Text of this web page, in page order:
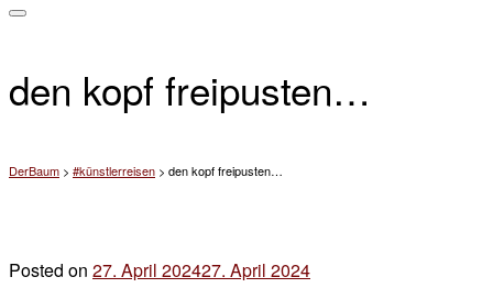
den kopf freipusten…
DerBaum > #künstlerreisen > den kopf freipusten…
Posted on 27. April 202427. April 2024